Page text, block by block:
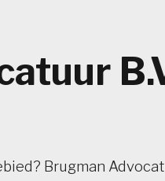
Brugman